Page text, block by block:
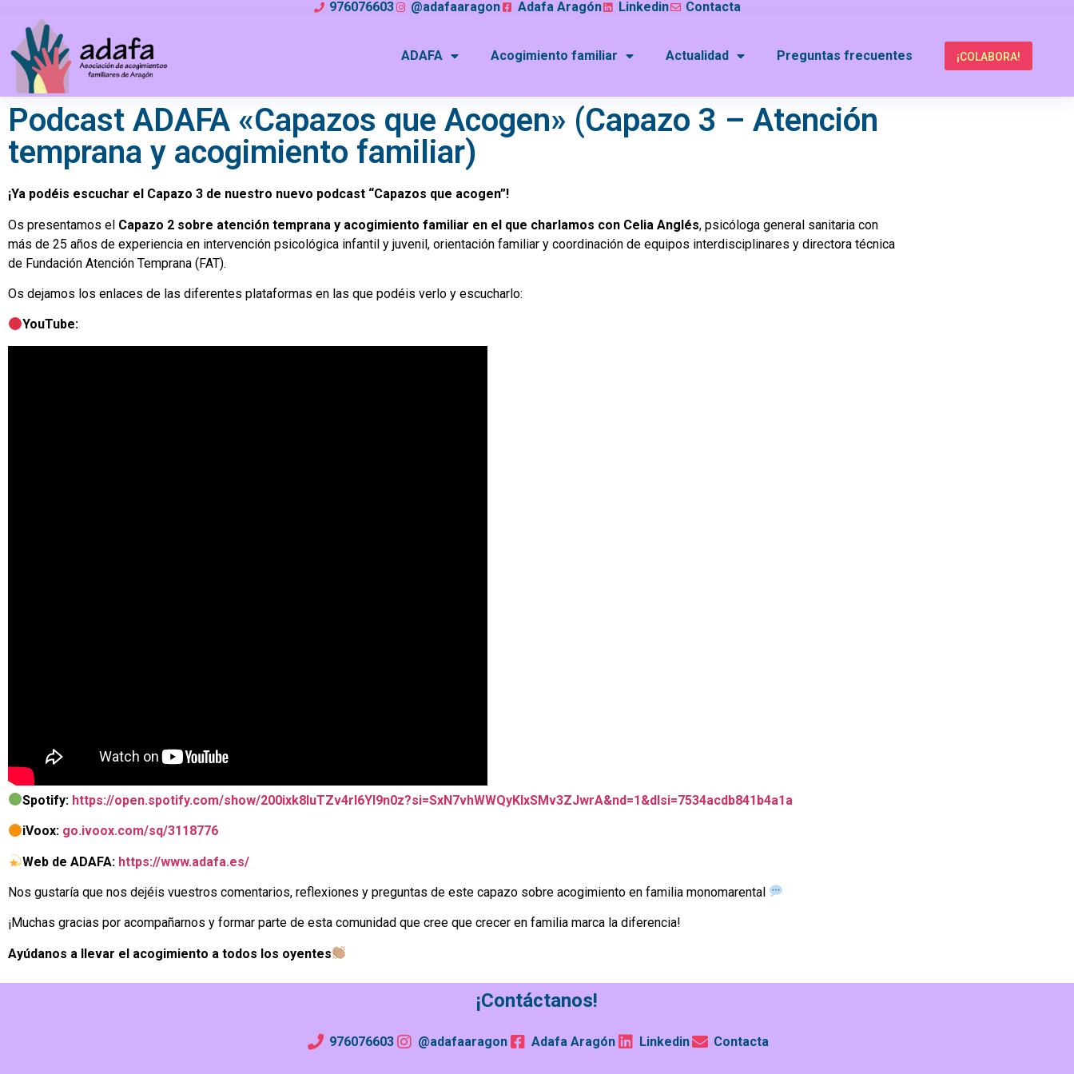
976076603 @adafaaragon Adafa Aragón Linkedin Contacta
ADAFA Acogimiento familiar Actualidad Preguntas frecuentes ¡COLABORA!
Podcast ADAFA «Capazos que Acogen» (Capazo 3 – Atención
temprana y acogimiento familiar)
¡Ya podéis escuchar el Capazo 3 de nuestro nuevo podcast “Capazos que acogen”!
Os presentamos el Capazo 2 sobre atención temprana y acogimiento familiar en el que charlamos con Celia Anglés, psicóloga general sanitaria con
más de 25 años de experiencia en intervención psicológica infantil y juvenil, orientación familiar y coordinación de equipos interdisciplinares y directora técnica
de Fundación Atención Temprana (FAT).
Os dejamos los enlaces de las diferentes plataformas en las que podéis verlo y escucharlo:
YouTube:
Spotify: https://open.spotify.com/show/200ixk8IuTZv4rl6YI9n0z?si=SxN7vhWWQyKlxSMv3ZJwrA&nd=1&dlsi=7534acdb841b4a1a
iVoox: go.ivoox.com/sq/3118776
Web de ADAFA: https://www.adafa.es/
Nos gustaría que nos dejéis vuestros comentarios, reflexiones y preguntas de este capazo sobre acogimiento en familia monomarental
¡Muchas gracias por acompañarnos y formar parte de esta comunidad que cree que crecer en familia marca la diferencia!
Ayúdanos a llevar el acogimiento a todos los oyentes
¡Contáctanos!
976076603 @adafaaragon Adafa Aragón Linkedin Contacta